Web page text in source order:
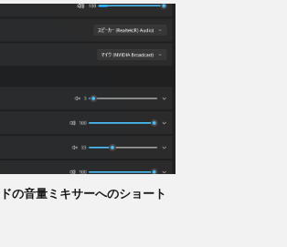
の音量ミキサーへのショート